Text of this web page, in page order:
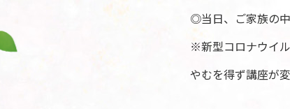
◎当日、ご家族の
※新型コロナウイ
やむを得ず講座が